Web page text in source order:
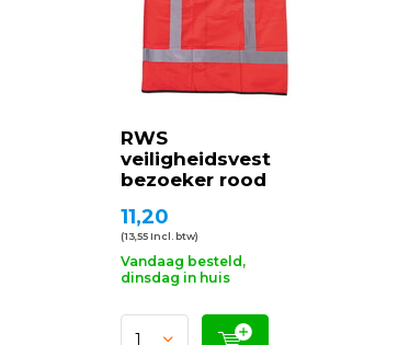
RWS
veiligheidsvest
bezoeker rood
11,20
(13,55 Incl. btw)
Vandaag besteld,
dinsdag in huis